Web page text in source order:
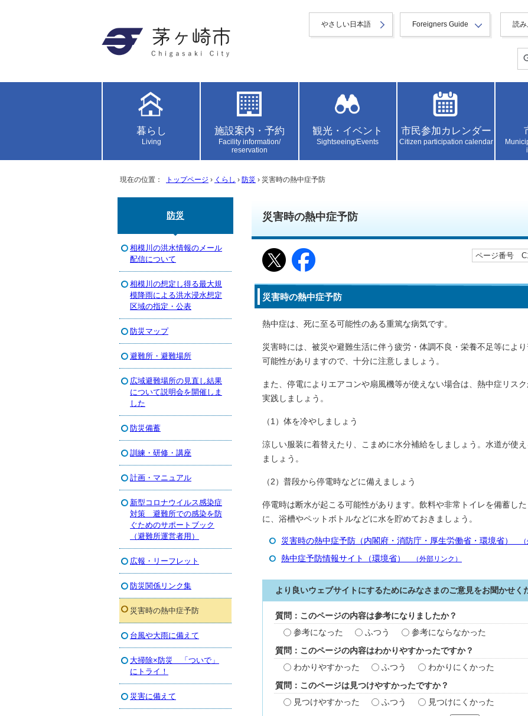
やさしい日本語 Foreigners Guide 読
暮らし
Living
施設案内・予約
Facility information/
reservation
観光・イベント
Sightseeing/Events
市民参加カレンダー
Citizen participation calendar
現在の位置： トップページ › くらし › 防災 › 災害時の熱中症予防
災害時の熱中症予防
ページ番号
災害時の熱中症予防
熱中症は、死に至る可能性のある重篤な病気です。
災害時には、被災や避難生活に伴う疲労・体調不良・栄養不足等によ
可能性がありますので、十分に注意しましょう。
また、停電によりエアコンや扇風機等が使えない場合は、熱中症リス
実践しましょう。
（1）体を冷やしましょう
涼しい服装に着替えたり、こまめに水分補給をしましょう。水道が使
ましょう。
（2）普段から停電時などに備えましょう
停電時は断水が起こる可能性があります。飲料や非常トイレを備蓄し
に、浴槽やペットボトルなどに水を貯めておきましょう。
災害時の熱中症予防（内閣府・消防庁・厚生労働省・環境省） （
熱中症予防情報サイト（環境省） （外部リンク）
より良いウェブサイトにするためにみなさまのご意見をお聞かせく
質問：このページの内容は参考になりましたか？
参考になった
ふつう 参考にならなかった
質問：このページの内容はわかりやすかったですか？
わかりやすかった
ふつう わかりにくかった
質問：このページは見つけやすかったですか？
見つけやすかった
ふつう 見つけにくかった
防災
相模川の洪水情報のメール
配信について
相模川の想定し得る最大規
模降雨による洪水浸水想定
区域の指定・公表
防災マップ
避難所・避難場所
広域避難場所の見直し結果
について説明会を開催しま
した
防災備蓄
訓練・研修・講座
計画・マニュアル
新型コロナウイルス感染症
対策 避難所での感染を防
ぐためのサポートブック
（避難所運営者用）
広報・リーフレット
防災関係リンク集
災害時の熱中症予防
台風や大雨に備えて
大掃除×防災 「ついで」
にトライ！
災害に備えて